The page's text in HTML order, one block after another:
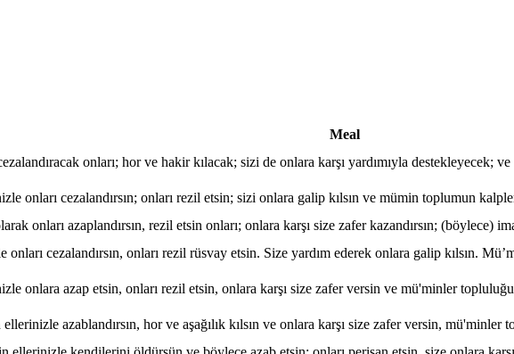
Meal
onları; hor ve hakir kılacak; sizi de onlara karşı yardımıyla destekleyecek;
onları cezalandırsın; onları rezil etsin; sizi onlara galip kılsın ve mümin toplumun
onları azaplandırsın, rezil etsin onları; onlara karşı size zafer kazandırsın; (böylece)
cezalandırsın, onları rezil rüsvay etsin. Size yardım ederek onlara galip kılsın.
onlara azap etsin, onları rezil etsin, onlara karşı size zafer versin ve mü'minler
ellerinizle azablandırsın, hor ve aşağılık kılsın ve onlara karşı size zafer versin,